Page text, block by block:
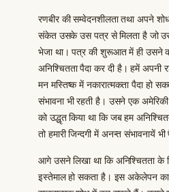
रणबीर की सम्वेदनशीलता तथा अपने
संकेत उसके उस पत्र से मिलता है जो
भेजा था। पत्र की शुरूआत में ही उसने
अनिश्चितता पैदा कर दी है। हमें अपनी
मन मस्तिष्क में नकारात्मकता पैदा हो
संभावना भी रहती है। उसने एक
को उद्धृत किया था कि जब हम
तो हमारी जिन्दगी में अनन्त संभावनायें भी
आगे उसने लिखा था कि अनिश्चितता के
इस्तेमाल हो सकता है। इस अकेलेपन